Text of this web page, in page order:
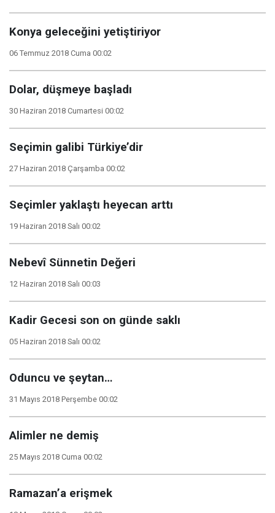
Konya geleceğini yetiştiriyor
06 Temmuz 2018 Cuma 00:02
Dolar, düşmeye başladı
30 Haziran 2018 Cumartesi 00:02
Seçimin galibi Türkiye’dir
27 Haziran 2018 Çarşamba 00:02
Seçimler yaklaştı heyecan arttı
19 Haziran 2018 Salı 00:02
Nebevî Sünnetin Değeri
12 Haziran 2018 Salı 00:03
Kadir Gecesi son on günde saklı
05 Haziran 2018 Salı 00:02
Oduncu ve şeytan…
31 Mayıs 2018 Perşembe 00:02
Alimler ne demiş
25 Mayıs 2018 Cuma 00:02
Ramazan’a erişmek